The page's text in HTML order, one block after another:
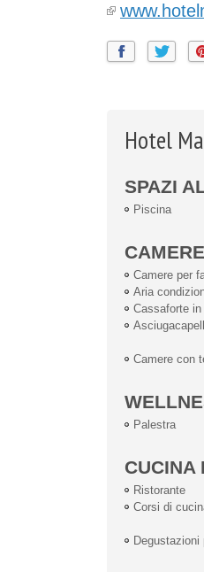
Hotel
SPAZI
Piscina
CAMERE
Camere per
Aria
Cassaforte
Camere con
Palestra
CUCINA
Ristorante
Corsi di